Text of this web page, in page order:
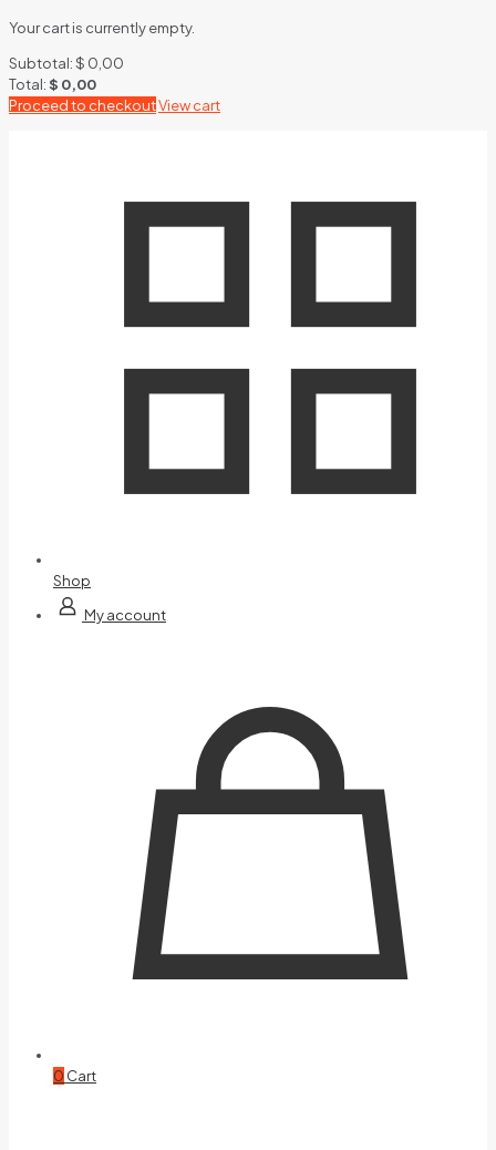
Your cart is currently empty.
Subtotal:$ 0,00
Total:$ 0,00
Proceed to checkoutView cart
Shop
My account
0 Cart